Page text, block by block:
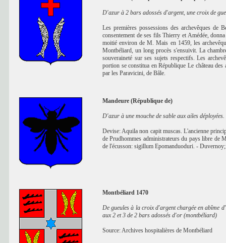
D'azur à 2 bars adossés d'argent, une croix de
Les premières possessions des archevêques
consentement de ses fils Thierry et Amédée,
moitié environ de M. Mais en 1459, les
Montbéliard, un long procès s'ensuivit. La
souveraineté sur ses sujets respectifs. Les
portion se constitua en République Le château
par les Paravicini, de Bâle.
Mandeure (République de)
D'azur à une mouche de sable aux ailes déployées.
Devise: Aquila non capit muscas. L'ancienne
de Prudhommes administrateurs du pays libre de
de l'écusson: sigillum Epomanduoduri. -
Montbéliard 1470
De gueules à la croix d'argent chargée en abîme
aux 2 et 3 de 2 bars adossés d'or (montbéliard)
Source: Archives hospitalières de Montbéliard